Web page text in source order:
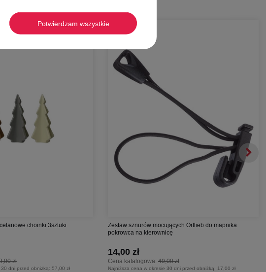
choinki 3sztuki
zł
dni przed obniżką: 57,00 zł
-71%
Zestaw sznurów mocujących Ortlieb do mapnika
pokrowca na kierownicę
Cena katalogowa: 49,00 zł
14,00 zł
Najniższa cena w okresie 30 dni przed obniżką: 17,00 zł
Potwierdzam wszystkie